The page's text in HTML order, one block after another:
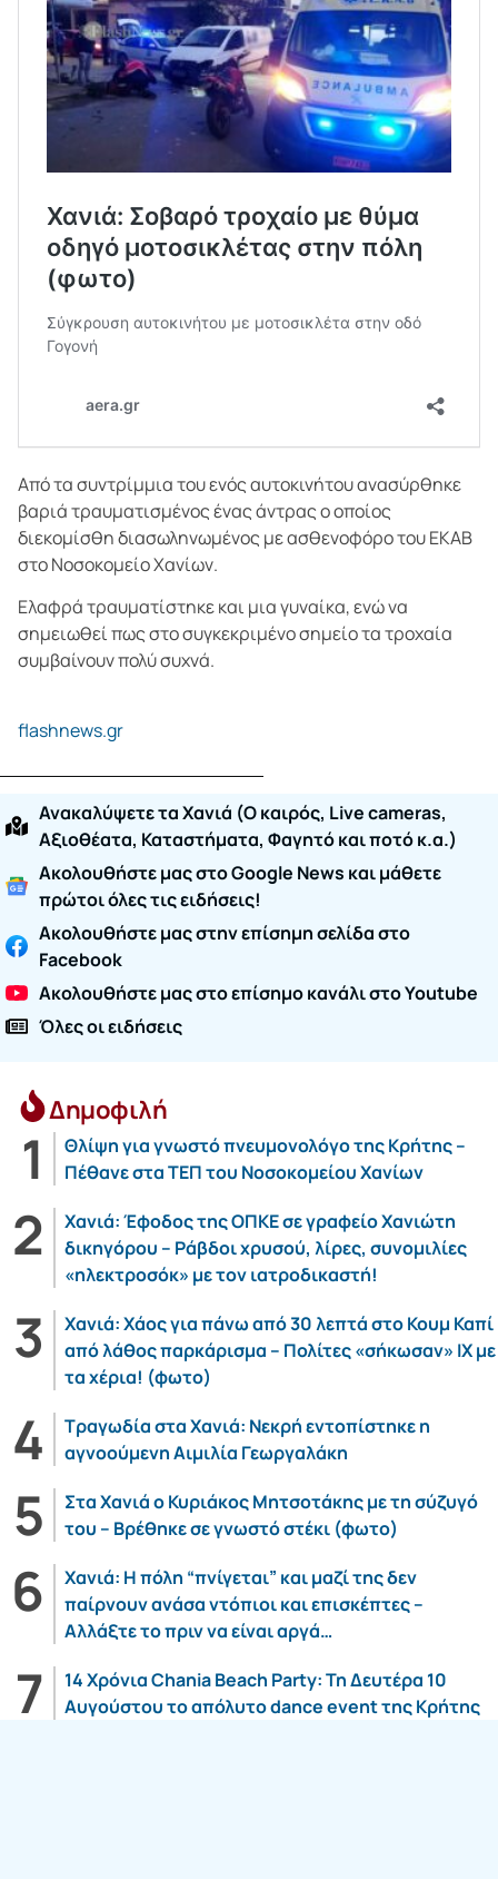
Από τα συντρίμμια του ενός αυτοκινήτου ανασύρθηκε
βαριά τραυματισμένος ένας άντρας ο οποίος
διεκομίσθη διασωληνωμένος με ασθενοφόρο του ΕΚΑΒ
στο Νοσοκομείο Χανίων.
Ελαφρά τραυματίστηκε και μια γυναίκα, ενώ να
σημειωθεί πως στο συγκεκριμένο σημείο τα τροχαία
συμβαίνουν πολύ συχνά.
flashnews.gr
Ανακαλύψετε τα Χανιά (O καιρός, Live cameras,
Αξιοθέατα, Καταστήματα, Φαγητό και ποτό κ.α.)
Ακολουθήστε μας στο Google News και μάθετε
πρώτοι όλες τις ειδήσεις!
Ακολουθήστε μας στην επίσημη σελίδα στο
Facebook
Ακολουθήστε μας στο επίσημο κανάλι στο Youtube
Όλες οι ειδήσεις
Δημοφιλή
Θλίψη για γνωστό πνευμονολόγο της Κρήτης –
Πέθανε στα ΤΕΠ του Νοσοκομείου Χανίων
Χανιά: Έφοδος της ΟΠΚΕ σε γραφείο Χανιώτη
δικηγόρου – Ράβδοι χρυσού, λίρες, συνομιλίες
«ηλεκτροσόκ» με τον ιατροδικαστή!
Χανιά: Χάος για πάνω από 30 λεπτά στο Κουμ Καπί
από λάθος παρκάρισμα – Πολίτες «σήκωσαν» ΙΧ με
τα χέρια! (φωτο)
Τραγωδία στα Χανιά: Νεκρή εντοπίστηκε η
αγνοούμενη Αιμιλία Γεωργαλάκη
Στα Χανιά ο Κυριάκος Μητσοτάκης με τη σύζυγό
του – Βρέθηκε σε γνωστό στέκι (φωτο)
Χανιά: Η πόλη “πνίγεται” και μαζί της δεν
παίρνουν ανάσα ντόπιοι και επισκέπτες –
Αλλάξτε το πριν να είναι αργά…
14 Χρόνια Chania Beach Party: Τη Δευτέρα 10
Αυγούστου το απόλυτο dance event της Κρήτης